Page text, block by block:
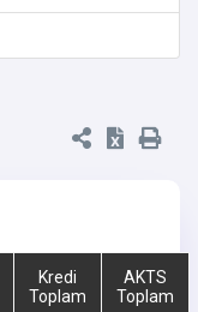
Kredi
Toplam
AKTS
Toplam